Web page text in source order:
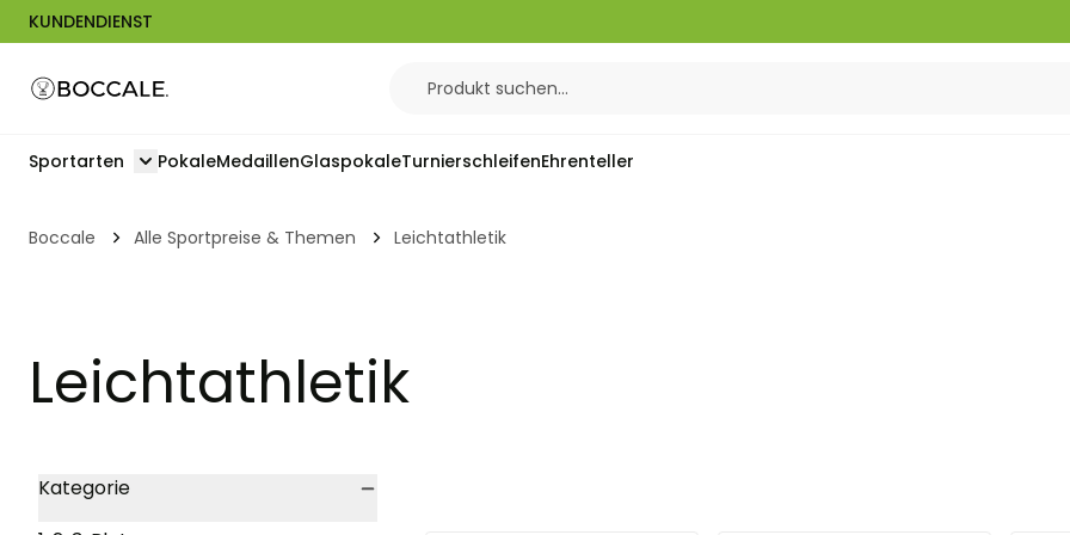
KUNDENDIENST
Sportarten Toggle submenu for Sportarten
PokaleMedaillenGlaspokaleTurnierschleifenEhrenteller
Boccale Alle Sportpreise & Themen Leichtathletik
Leichtathletik
Skip to product list
Kategorie